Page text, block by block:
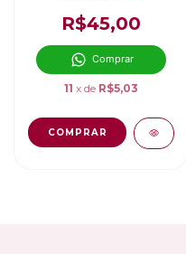
R$45,00
Comprar
11 x de R$5,03